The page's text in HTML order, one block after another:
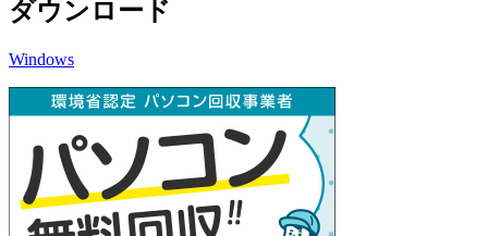
ダウンロード
Windows